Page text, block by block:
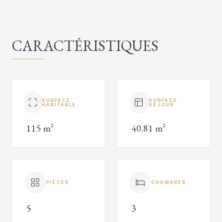
CARACTÉRISTIQUES
SURFACE
HABITABLE
115 m²
SURFACE
SÉJOUR
40.81 m²
PIÈCES
5
CHAMBRES
3